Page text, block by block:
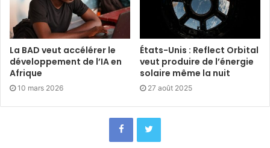
La BAD veut accélérer le
développement de l’IA en
Afrique
10 mars 2026
États-Unis : Reflect Orbital
veut produire de l’énergie
solaire même la nuit
27 août 2025